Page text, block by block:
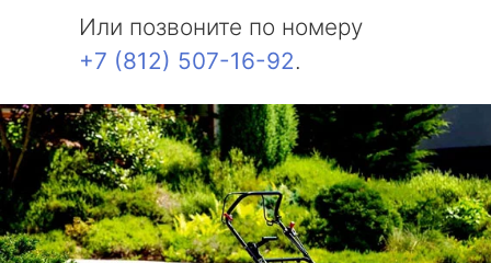
Или позвоните по номеру
+7 (812) 507-16-92.